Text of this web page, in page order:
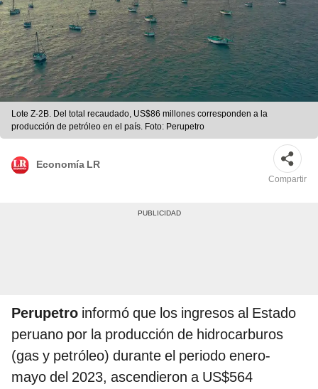
Lote Z-2B. Del total recaudado, US$86 millones corresponden a la
producción de petróleo en el país. Foto: Perupetro
Economía LR
Compartir
Perupetro informó que los ingresos al Estado
peruano por la producción de hidrocarburos
(gas y petróleo) durante el periodo enero-
mayo del 2023, ascendieron a US$564